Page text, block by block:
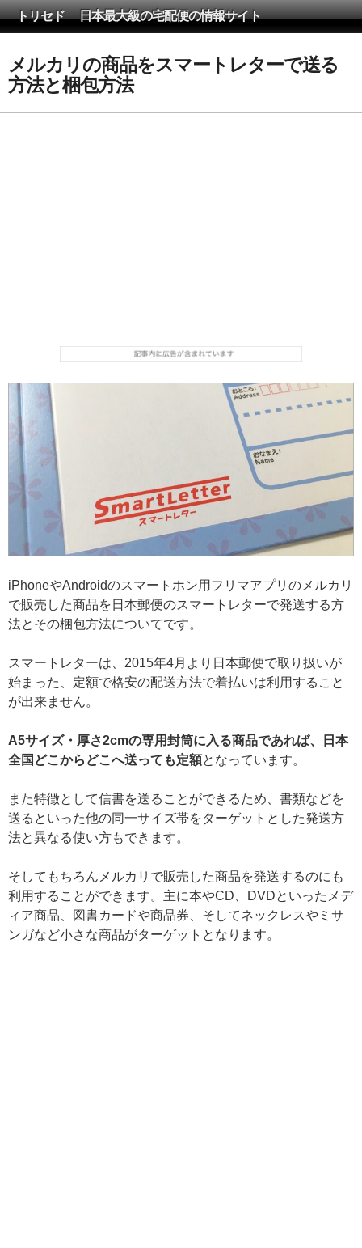
トリセド 日本最大級の宅配便の情報サイト
メルカリの商品をスマートレターで送る
方法と梱包方法
iPhoneやAndroidのスマートホン用フリマアプリのメルカリ
で販売した商品を日本郵便のスマートレターで発送する方
法とその梱包方法についてです。
スマートレターは、2015年4月より日本郵便で取り扱いが
始まった、定額で格安の配送方法で着払いは利用すること
が出来ません。
A5サイズ・厚さ2cmの専用封筒に入る商品であれば、日本
全国どこからどこへ送っても定額となっています。
また特徴として信書を送ることができるため、書類などを
送るといった他の同一サイズ帯をターゲットとした発送方
法と異なる使い方もできます。
そしてもちろんメルカリで販売した商品を発送するのにも
利用することができます。主に本やCD、DVDといったメデ
ィア商品、図書カードや商品券、そしてネックレスやミサ
ンガなど小さな商品がターゲットとなります。